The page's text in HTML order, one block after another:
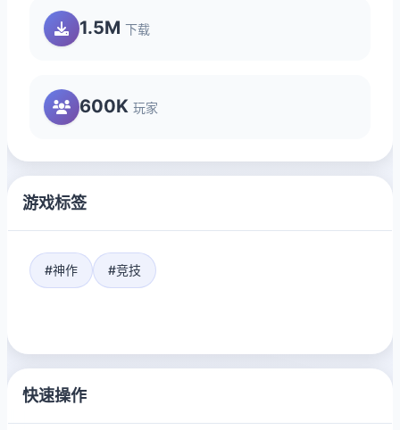
1.5M 下载
600K 玩家
游戏标签
#神作 #竞技
快速操作